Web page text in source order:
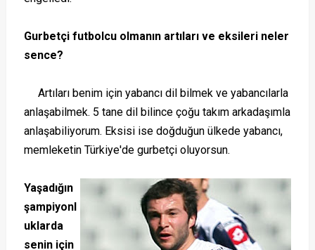
Gurbetçi futbolcu olmanın artıları ve eksileri neler
sence?
Artıları benim için yabancı dil bilmek ve yabancılarla
anlaşabilmek. 5 tane dil bilince çoğu takım arkadaşımla
anlaşabiliyorum. Eksisi ise doğduğun ülkede yabancı,
memleketin Türkiye'de gurbetçi oluyorsun.
Yaşadığın
şampiyonl
uklarda
senin için